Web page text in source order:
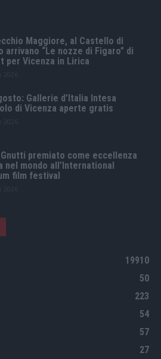
Maggiore, al Castello di
arrivano “Le nozze di Figaro” di
per Vicenza in Lirica
Gallerie d’Italia Intesa
di Vicenza aperte gratis
premiato come eccellenza
nel mondo all’International
film festival
19910
50
223
54
57
27